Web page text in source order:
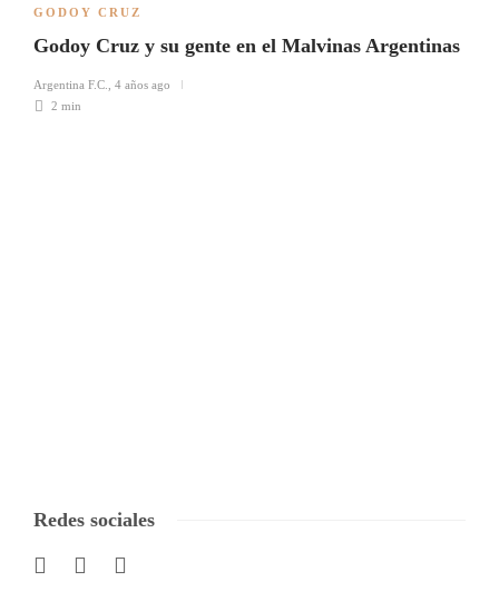
GODOY CRUZ
Godoy Cruz y su gente en el Malvinas Argentinas
Argentina F.C.
4 años ago
2 min
Redes sociales